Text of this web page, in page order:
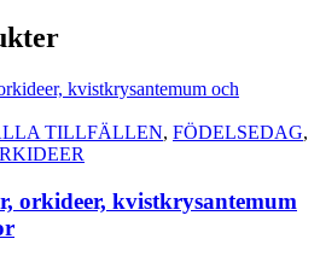
TILLFÄLLEN, FÖDELSEDAG,
orkideer, kvistkrysantemum